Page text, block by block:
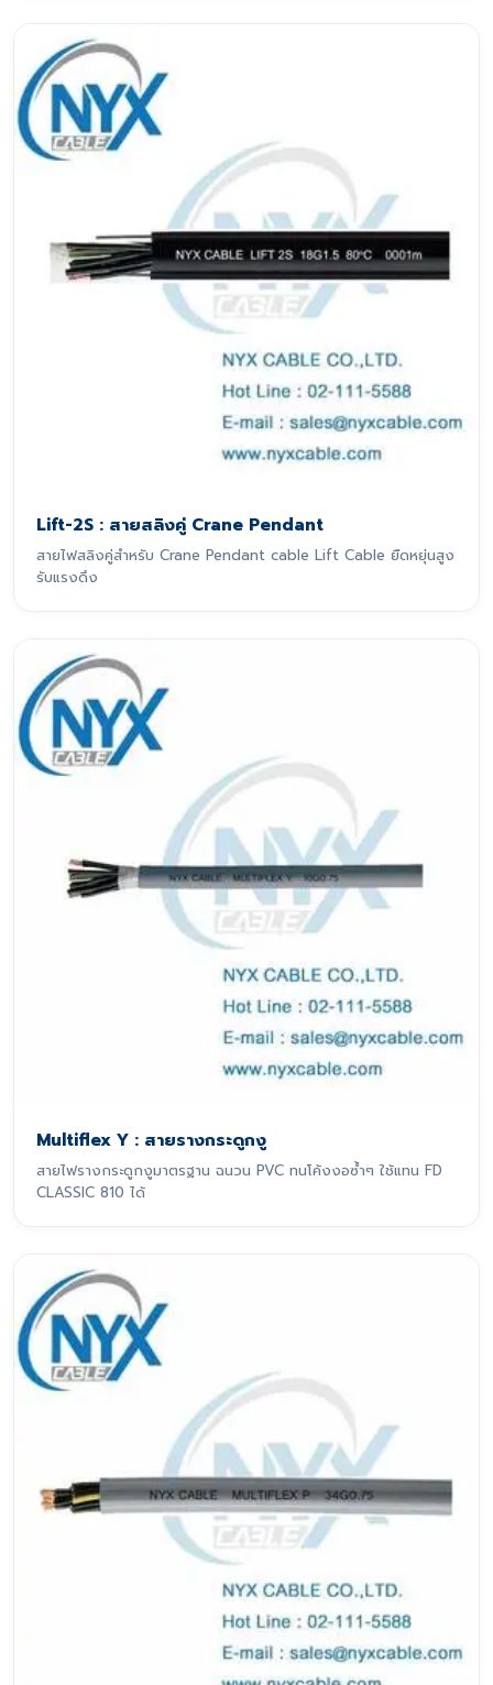
Lift-2S : สายสลิงคู่ Crane Pendant
สายไฟสลิงคู่สำหรับ Crane Pendant cable Lift Cable ยืดหยุ่นสูง
รับแรงดึง
Multiflex Y : สายรางกระดูกงู
สายไฟรางกระดูกงูมาตรฐาน ฉนวน PVC ทนโค้งงอซ้ำๆ ใช้แทน FD
CLASSIC 810 ได้